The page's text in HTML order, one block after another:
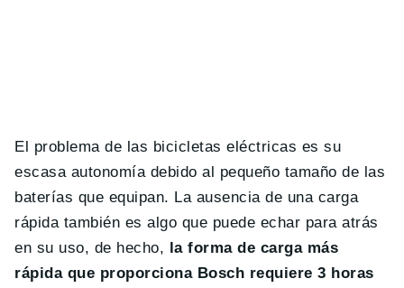
El problema de las bicicletas eléctricas es su
escasa autonomía debido al pequeño tamaño de las
baterías que equipan. La ausencia de una carga
rápida también es algo que puede echar para atrás
en su uso, de hecho,
la forma de carga más
rápida que proporciona Bosch requiere 3 horas